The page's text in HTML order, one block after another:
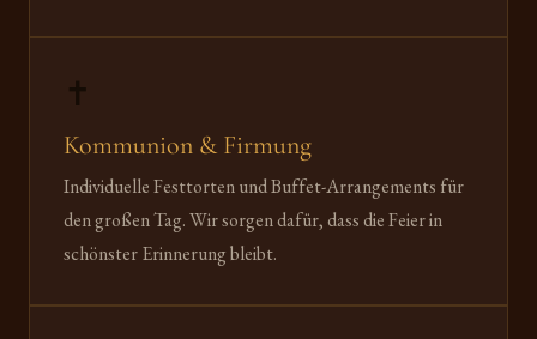
✝️
Kommunion & Firmung
Individuelle Festtorten und Buffet-Arrangements für
den großen Tag. Wir sorgen dafür, dass die Feier in
schönster Erinnerung bleibt.